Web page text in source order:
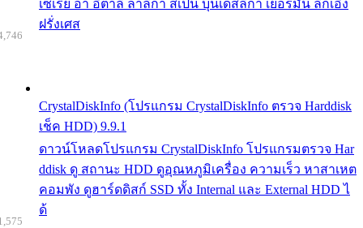
เซเรีย อา อิตาลี ลาลีกา สเปน บุนเดสลีก้า เยอรมัน ลีกเอิง
ฝรั่งเศส
CrystalDiskInfo (โปรแกรม CrystalDiskInfo ตรวจ Harddisk
เช็ค HDD) 9.9.1
ดาวน์โหลดโปรแกรม CrystalDiskInfo โปรแกรมตรวจ Har
ddisk ดู สถานะ HDD ดูอุณหภูมิเครื่อง ความเร็ว หาสาเหต
คอมพัง ดูฮาร์ดดิสก์ SSD ทั้ง Internal และ External HDD ไ
ด้